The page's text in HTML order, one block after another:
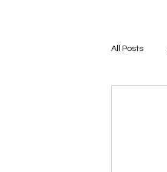
All Posts